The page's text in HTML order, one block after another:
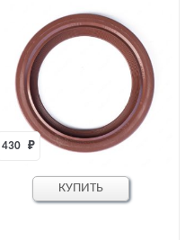
430 ₽
КУПИТЬ